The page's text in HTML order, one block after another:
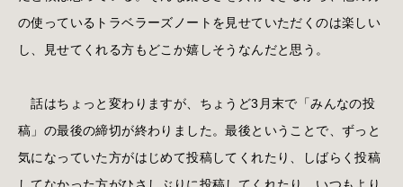
の使っているトラベラーズノートを見せていただくのは楽しい
し、見せてくれる方もどこか嬉しそうなんだと思う。
話はちょっと変わりますが、ちょうど3月末で「みんなの投
稿」の最後の締切が終わりました。最後ということで、ずっと
気になっていた方がはじめて投稿してくれたり、しばらく投稿